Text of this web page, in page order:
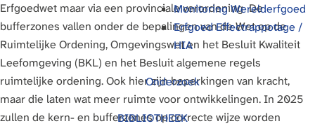
e
Monitoring Werelderfgoed
Erfgoed Effectrappotage /
HIA
Onderzoek
BIBLIOTHEEK
Erfgoedwet maar via een provinciale verordening De
bufferzones vallen onder de bepalingen van de Wet op de
Ruimtelijke Ordening, Omgevingswet en het Besluit Kwaliteit
Leefomgeving (BKL) en het Besluit algemene regels
ruimtelijke ordening. Ook hier zijn beperkingen van kracht,
maar die laten wat meer ruimte voor ontwikkelingen. In 2025
zullen de kern- en bufferzones op correcte wijze worden